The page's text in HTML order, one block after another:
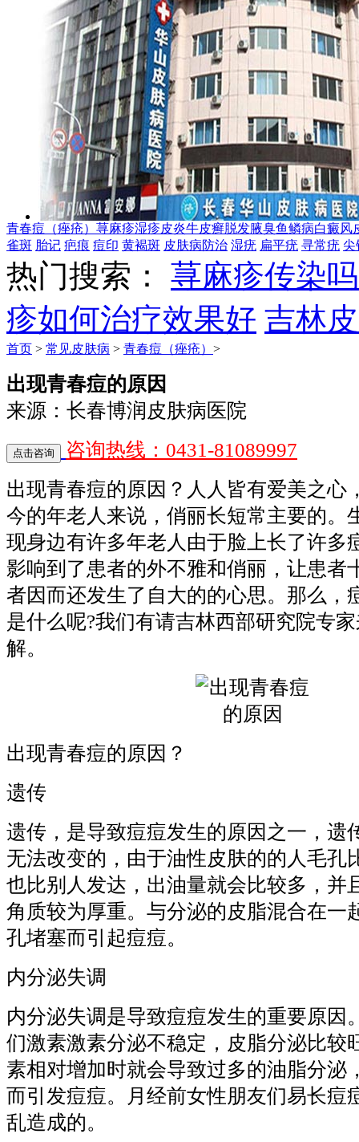
青春痘（痤疮） 荨麻疹湿疹皮炎牛皮癣脱发腋臭鱼鳞病白癜风
雀斑 胎记 疤痕 痘印 黄褐斑 皮肤病防治 湿疣 扁平疣 寻常疣 尖
热门搜索： 荨麻疹传染
疹如何治疗效果好 吉林
首页 > 常见皮肤病 > 青春痘（痤疮） >
出现青春痘的原因
来源：长春博润皮肤病医院
咨询热线：0431-81089997
出现青春痘的原因？人人皆有爱美之心
今的年老人来说，俏丽长短常主要的。
现身边有许多年老人由于脸上长了许多
影响到了患者的外不雅和俏丽，让患者
者因而还发生了自大的的心思。那么，
是什么呢?我们有请吉林西部研究院专
解。
出现青春痘的原因？
遗传
遗传，是导致痘痘发生的原因之一，遗
无法改变的，由于油性皮肤的的人毛孔
也比别人发达，出油量就会比较多，并
角质较为厚重。与分泌的皮脂混合在一
孔堵塞而引起痘痘。
内分泌失调
内分泌失调是导致痘痘发生的重要原因
们激素激素分泌不稳定，皮脂分泌比较
素相对增加时就会导致过多的油脂分泌
而引发痘痘。月经前女性朋友们易长痘
乱造成的。